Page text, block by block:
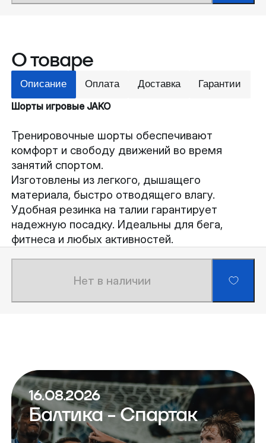
О товаре
Описание Оплата Доставка Гарантии
Шорты игровые JAKO
Тренировочные шорты обеспечивают
комфорт и свободу движений во время
занятий спортом.
Изготовлены из легкого, дышащего
материала, быстро отводящего влагу.
Удобная резинка на талии гарантирует
надежную посадку. Идеальны для бега,
фитнеса и любых активностей.
Нет в наличии
16.08.2026
Балтика - Спартак